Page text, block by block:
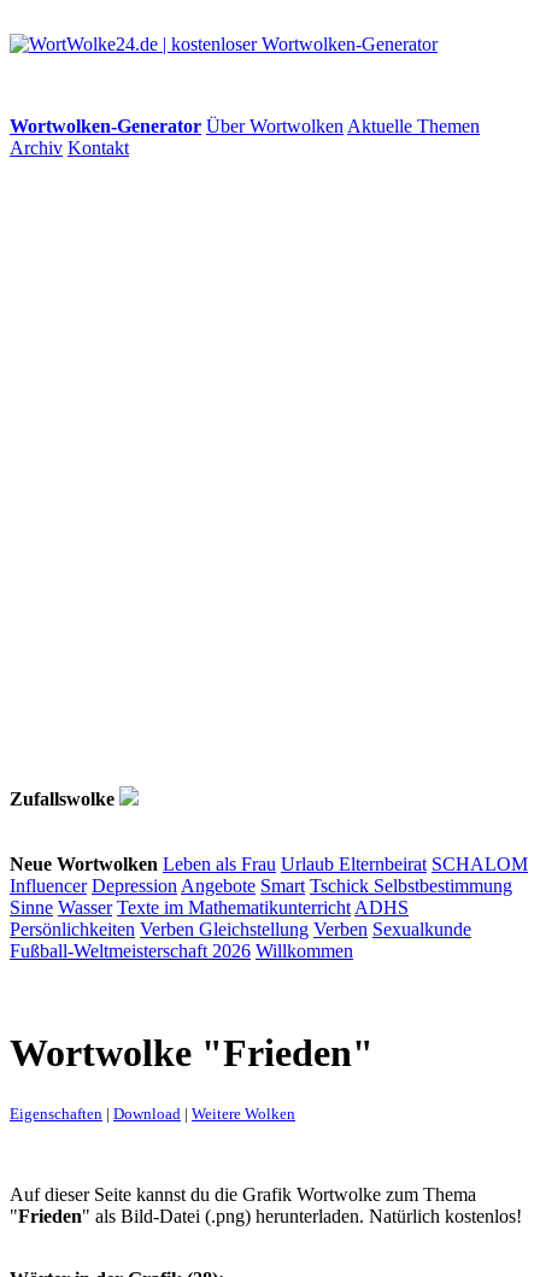
Wortwolken-Generator Über Wortwolken Aktuelle Themen
Archiv Kontakt
Zufallswolke
Neue Wortwolken Leben als Frau Urlaub Elternbeirat SCHALOM
Influencer Depression Angebote Smart Tschick Selbstbestimmung
Sinne Wasser Texte im Mathematikunterricht ADHS
Persönlichkeiten Verben Gleichstellung Verben Sexualkunde
Fußball-Weltmeisterschaft 2026 Willkommen
Wortwolke "Frieden"
Eigenschaften | Download | Weitere Wolken
Auf dieser Seite kannst du die Grafik Wortwolke zum Thema
"Frieden" als Bild-Datei (.png) herunterladen. Natürlich kostenlos!